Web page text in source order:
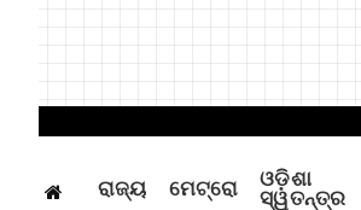
ରାଜ୍ୟ ମେଟ୍ରୋ
ଓଡ଼ିଶା
ସ୍ୱତନ୍ତ୍ର